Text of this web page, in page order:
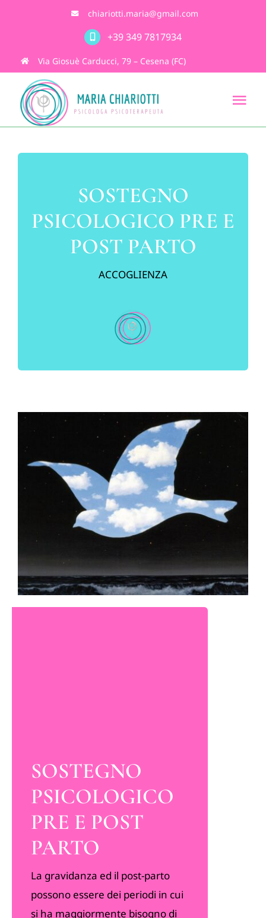
contenutoVia Giosuè Carducci, 79 – Cesena (FC)
chiariotti.maria@gmail.com
+39 349 7817934
Cosa Faccio
Consulenza on line
SOSTEGNO
PSICOLOGICO PRE E
POST PARTO
ACCOGLIENZA
SOSTEGNO
PSICOLOGICO
PRE E POST
PARTO
La gravidanza ed il post-parto
possono essere dei periodi in cui
si ha maggiormente bisogno di